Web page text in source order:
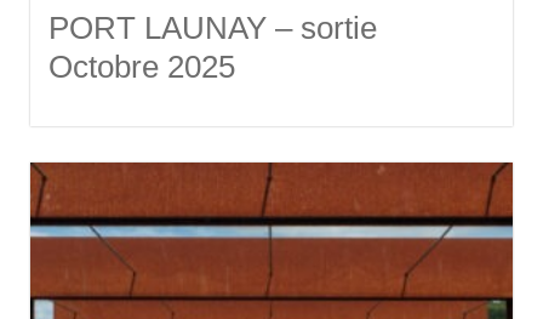
PORT LAUNAY – sortie
Octobre 2025